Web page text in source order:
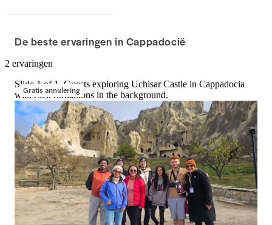
De beste ervaringen in Cappadocië
2 ervaringen
Gratis annulering
Slide 1 of 1, Guests exploring Uchisar Castle in Cappadocia
with rock formations in the background.